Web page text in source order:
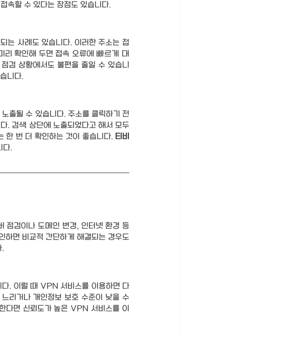
속할 수 있다는 장점도 있습니다.
는 사례도 있습니다. 이러한 주소는 접
리 확인해 두면 접속 오류에 빠르게 대
검 상황에서도 불편을 줄일 수 있습니
니다.
출될 수 있습니다. 주소를 클릭하기 전
. 검색 상단에 노출되었다고 해서 모두
한 번 더 확인하는 것이 좋습니다. 티비
다.
점검이나 도메인 변경, 인터넷 환경 등
하면 비교적 간단하게 해결되는 경우도
.
다. 이럴 때 VPN 서비스를 이용하면 다
리거나 개인정보 보호 수준이 낮을 수
다면 신뢰도가 높은 VPN 서비스를 이